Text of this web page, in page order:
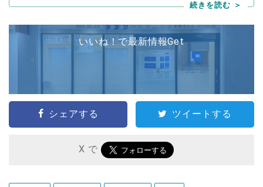
いいね！で最新情報Get
シェアする ツイートする
X で